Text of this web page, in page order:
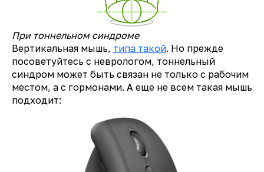
При тоннельном синдроме
Вертикальная мышь, типа такой. Но прежде
посоветуйтесь с неврологом, тоннельный
синдром может быть связан не только с рабочим
местом, а с гормонами. А еще не всем такая мышь
подходит: